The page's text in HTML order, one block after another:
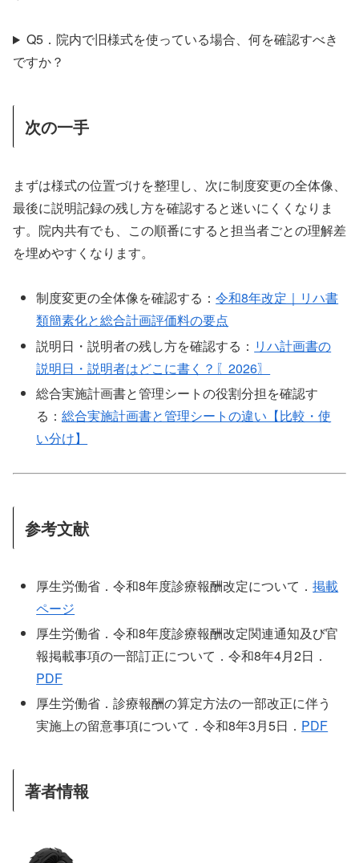
Q5．院内で旧様式を使っている場合、何を確認すべき
ですか？
次の一手
まずは様式の位置づけを整理し、次に制度変更の全体像、
最後に説明記録の残し方を確認すると迷いにくくなりま
す。院内共有でも、この順番にすると担当者ごとの理解差
を埋めやすくなります。
制度変更の全体像を確認する：令和8年改定｜リハ書
類簡素化と総合計画評価料の要点
説明日・説明者の残し方を確認する： リハ計画書の
説明日・説明者はどこに書く？〖2026〗
総合実施計画書と管理シートの役割分担を確認す
る：総合実施計画書と管理シートの違い【比較・使
い分け】
参考文献
厚生労働省．令和8年度診療報酬改定について．掲載
ページ
厚生労働省．令和8年度診療報酬改定関連通知及び官
報掲載事項の一部訂正について．令和8年4月2日．
PDF
厚生労働省．診療報酬の算定方法の一部改正に伴う
実施上の留意事項について．令和8年3月5日． PDF
著者情報